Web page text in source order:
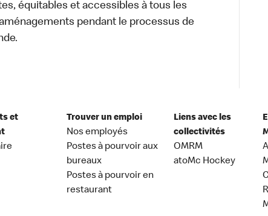
équitables et accessibles à tous les
pendant le processus de
et
Trouver un emploi
Nos employés
Postes à pourvoir aux
bureaux
Postes à pourvoir en
restaurant
Liens avec les
collectivités
OMRM
atoMc Hockey